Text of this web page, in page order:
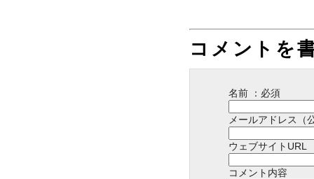
コメントを
名前 ：必須
メールアドレス（
ウェブサイトURL
コメント内容